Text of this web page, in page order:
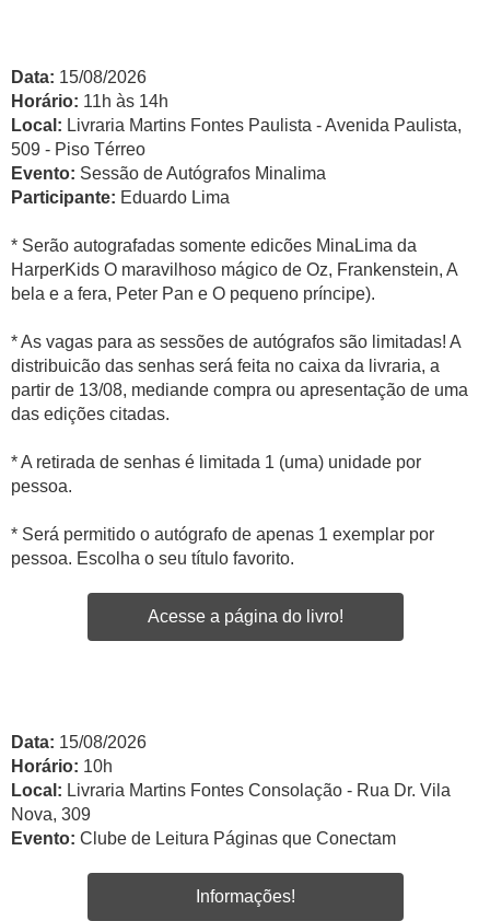
Data: 15/08/2026
Horário: 11h às 14h
Local: Livraria Martins Fontes Paulista - Avenida Paulista,
509 - Piso Térreo
Evento: Sessão de Autógrafos Minalima
Participante: Eduardo Lima
* Serão autografadas somente edicões MinaLima da
HarperKids O maravilhoso mágico de Oz, Frankenstein, A
bela e a fera, Peter Pan e O pequeno príncipe).
* As vagas para as sessões de autógrafos são limitadas! A
distribuicão das senhas será feita no caixa da livraria, a
partir de 13/08, mediande compra ou apresentação de uma
das edições citadas.
* A retirada de senhas é limitada 1 (uma) unidade por
pessoa.
* Será permitido o autógrafo de apenas 1 exemplar por
pessoa. Escolha o seu título favorito.
Acesse a página do livro!
Data: 15/08/2026
Horário: 10h
Local: Livraria Martins Fontes Consolação - Rua Dr. Vila
Nova, 309
Evento: Clube de Leitura Páginas que Conectam
Informações!